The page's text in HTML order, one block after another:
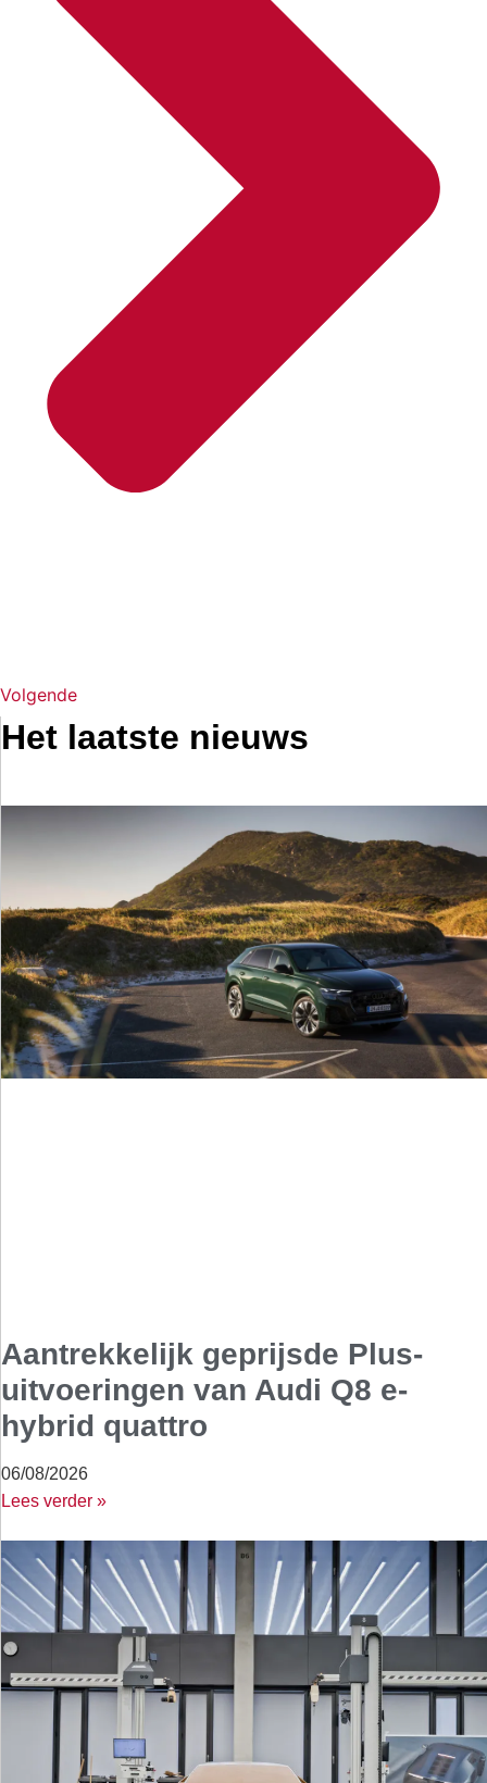
Volgende
Het laatste nieuws
Aantrekkelijk geprijsde Plus-
uitvoeringen van Audi Q8 e-
hybrid quattro
06/08/2026
Lees verder »